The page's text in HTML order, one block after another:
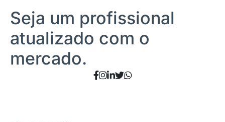
Seja um profissional
atualizado com o
mercado.